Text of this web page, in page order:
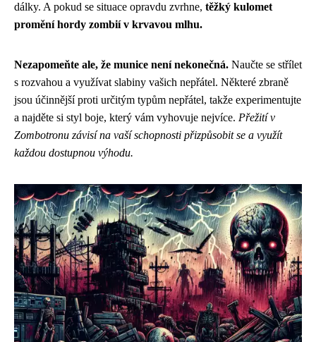
dálky. A pokud se situace opravdu zvrhne, těžký kulomet
promění hordy zombií v krvavou mlhu.
Nezapomeňte ale, že munice není nekonečná. Naučte se střílet
s rozvahou a využívat slabiny vašich nepřátel. Některé zbraně
jsou účinnější proti určitým typům nepřátel, takže experimentujte
a najděte si styl boje, který vám vyhovuje nejvíce. Přežití v
Zombotronu závisí na vaší schopnosti přizpůsobit se a využít
každou dostupnou výhodu.